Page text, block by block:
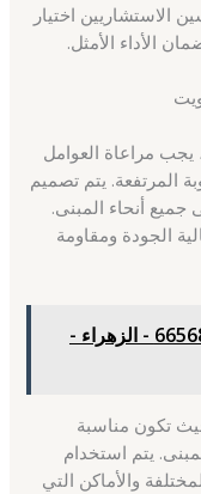
الاستشاريين اختيار
الأداء الأمثل.
مراعاة العوامل
المرتفعة. يتم تصميم
جميع أنحاء المبنى.
الجودة ومقاومة
تهوية مركزية الكويت 66568837 - الزهراء -
تكون مناسبة
يتم استخدام
والأماكن التي